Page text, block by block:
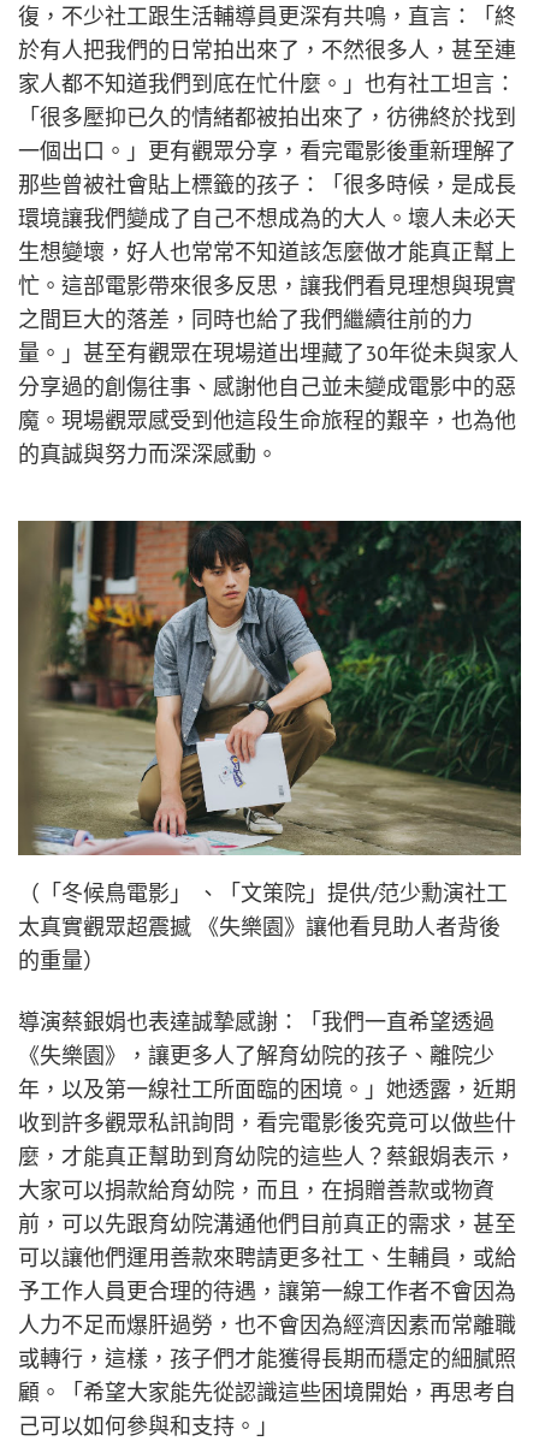
復，不少社工跟生活輔導員更深有共鳴，直言：「終
於有人把我們的日常拍出來了，不然很多人，甚至連
家人都不知道我們到底在忙什麼。」也有社工坦言：
「很多壓抑已久的情緒都被拍出來了，彷彿終於找到
一個出口。」更有觀眾分享，看完電影後重新理解了
那些曾被社會貼上標籤的孩子：「很多時候，是成長
環境讓我們變成了自己不想成為的大人。壞人未必天
生想變壞，好人也常常不知道該怎麼做才能真正幫上
忙。這部電影帶來很多反思，讓我們看見理想與現實
之間巨大的落差，同時也給了我們繼續往前的力
量。」甚至有觀眾在現場道出埋藏了30年從未與家人
分享過的創傷往事、感謝他自己並未變成電影中的惡
魔。現場觀眾感受到他這段生命旅程的艱辛，也為他
的真誠與努力而深深感動。
（「冬候鳥電影」 、「文策院」提供/范少勳演社工
太真實觀眾超震撼 《失樂園》讓他看見助人者背後
的重量）
導演蔡銀娟也表達誠摯感謝：「我們一直希望透過
《失樂園》，讓更多人了解育幼院的孩子、離院少
年，以及第一線社工所面臨的困境。」她透露，近期
收到許多觀眾私訊詢問，看完電影後究竟可以做些什
麼，才能真正幫助到育幼院的這些人？蔡銀娟表示，
大家可以捐款給育幼院，而且，在捐贈善款或物資
前，可以先跟育幼院溝通他們目前真正的需求，甚至
可以讓他們運用善款來聘請更多社工、生輔員，或給
予工作人員更合理的待遇，讓第一線工作者不會因為
人力不足而爆肝過勞，也不會因為經濟因素而常離職
或轉行，這樣，孩子們才能獲得長期而穩定的細膩照
顧。「希望大家能先從認識這些困境開始，再思考自
己可以如何參與和支持。」